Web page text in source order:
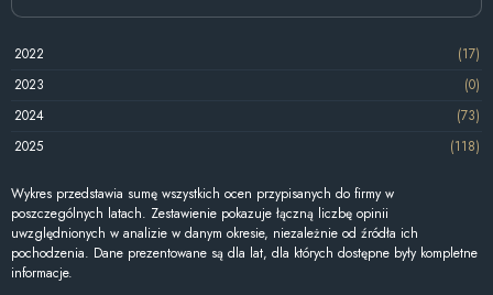
2022
(17)
2023
(0)
2024
(73)
2025
(118)
Wykres przedstawia sumę wszystkich ocen przypisanych do firmy w
poszczególnych latach. Zestawienie pokazuje łączną liczbę opinii
uwzględnionych w analizie w danym okresie, niezależnie od źródła ich
pochodzenia. Dane prezentowane są dla lat, dla których dostępne były kompletne
informacje.